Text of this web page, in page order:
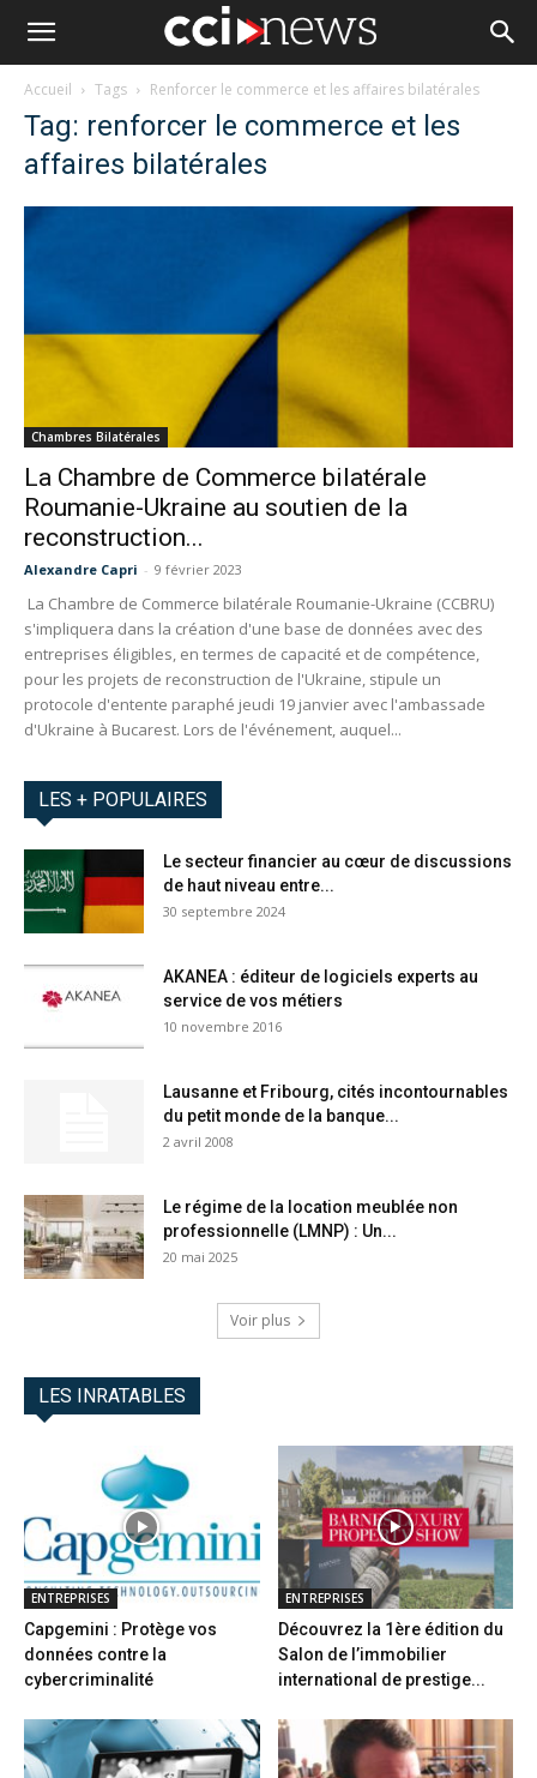
Accueil Tags Renforcer le commerce et les affaires bilatérales
Tag: renforcer le commerce et les
affaires bilatérales
Chambres Bilatérales
La Chambre de Commerce bilatérale
Roumanie-Ukraine au soutien de la
reconstruction...
Alexandre Capri - 9 février 2023
La Chambre de Commerce bilatérale Roumanie-Ukraine (CCBRU)
s'impliquera dans la création d'une base de données avec des
entreprises éligibles, en termes de capacité et de compétence,
pour les projets de reconstruction de l'Ukraine, stipule un
protocole d'entente paraphé jeudi 19 janvier avec l'ambassade
d'Ukraine à Bucarest. Lors de l'événement, auquel...
LES + POPULAIRES
Le secteur financier au cœur de discussions
de haut niveau entre...
30 septembre 2024
AKANEA : éditeur de logiciels experts au
service de vos métiers
10 novembre 2016
Lausanne et Fribourg, cités incontournables
du petit monde de la banque...
2 avril 2008
Le régime de la location meublée non
professionnelle (LMNP) : Un...
20 mai 2025
Voir plus
LES INRATABLES
ENTREPRISES
Capgemini : Protège vos
données contre la
cybercriminalité
ENTREPRISES
Découvrez la 1ère édition du
Salon de l’immobilier
international de prestige...